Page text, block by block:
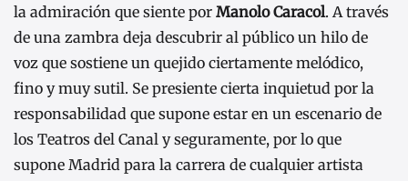
la admiración que siente por Manolo Caracol. A través
de una zambra deja descubrir al público un hilo de
voz que sostiene un quejido ciertamente melódico,
fino y muy sutil. Se presiente cierta inquietud por la
responsabilidad que supone estar en un escenario de
los Teatros del Canal y seguramente, por lo que
supone Madrid para la carrera de cualquier artista